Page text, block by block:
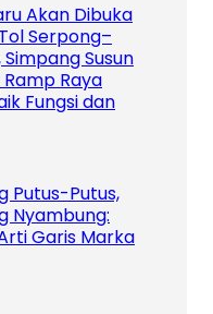
Akan Dibuka
Serpong–
Simpang Susun
Raya
Fungsi dan
Putus-Putus,
Nyambung:
Garis Marka